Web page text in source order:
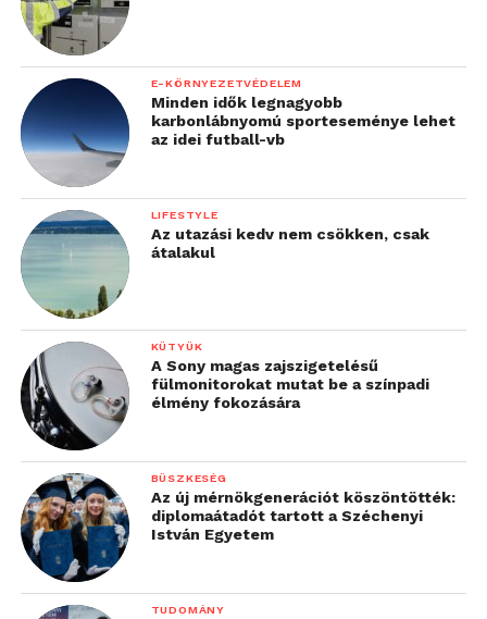
E-KÖRNYEZETVÉDELEM
Minden idők legnagyobb
karbonlábnyomú sporteseménye lehet
az idei futball-vb
LIFESTYLE
Az utazási kedv nem csökken, csak
átalakul
KÜTYÜK
A Sony magas zajszigetelésű
fülmonitorokat mutat be a színpadi
élmény fokozására
BÜSZKESÉG
Az új mérnökgenerációt köszöntötték:
diplomaátadót tartott a Széchenyi
István Egyetem
TUDOMÁNY